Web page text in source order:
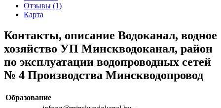
Отзывы (1)
Карта
Контакты, описание Водоканал, водное
хозяйство УП Минскводоканал, район
по эксплуатации водопроводных сетей
№ 4 Производства Минскводопровод
Образование